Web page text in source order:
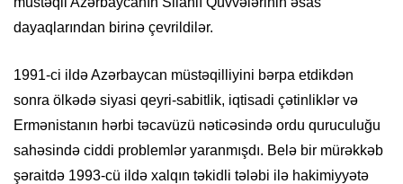
dayaqlarından birinə çevrildilər.
1991-ci ildə Azərbaycan müstəqilliyini bərpa etdikdən
sonra ölkədə siyasi qeyri-sabitlik, iqtisadi çətinliklər və
Ermənistanın hərbi təcavüzü nəticəsində ordu quruculuğu
sahəsində ciddi problemlər yaranmışdı. Belə bir mürəkkəb
şəraitdə 1993-cü ildə xalqın təkidli tələbi ilə hakimiyyətə